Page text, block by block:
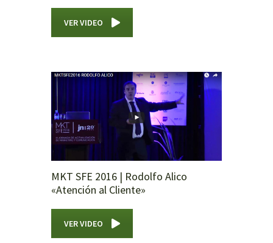
VER VIDEO
MKT SFE 2016 | Rodolfo Alico
«Atención al Cliente»
VER VIDEO